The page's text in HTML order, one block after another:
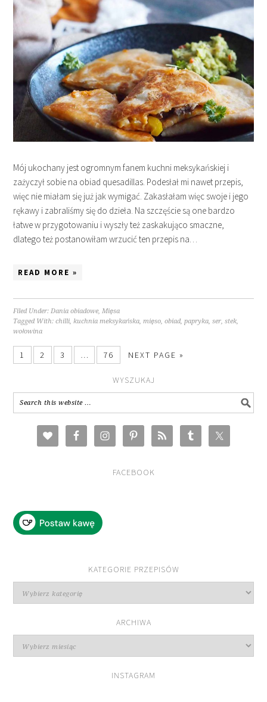
Mój ukochany jest ogromnym fanem kuchni meksykańskiej i
zażyczył sobie na obiad quesadillas. Podesłał mi nawet przepis,
więc nie miałam się już jak wymigać. Zakasłałam więc swoje i jego
rękawy i zabraliśmy się do dzieła. Na szczęście są one bardzo
łatwe w przygotowaniu i wyszły też zaskakująco smaczne,
dlatego też postanowiłam wrzucić ten przepis na…
READ MORE »
Filed Under:Dania obiadowe,Mięsa
Tagged With:chilli,kuchnia meksykańska,mięso,obiad,papryka,ser,stek,
wołowina
1 2 3 … 76 NEXT PAGE »
WYSZUKAJ
FACEBOOK
KATEGORIE PRZEPISÓW
przepisów
ARCHIWA
INSTAGRAM